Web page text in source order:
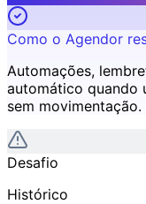
Como o Agendor
Automações,
automático quando
sem movimentação.
Desafio
Histórico